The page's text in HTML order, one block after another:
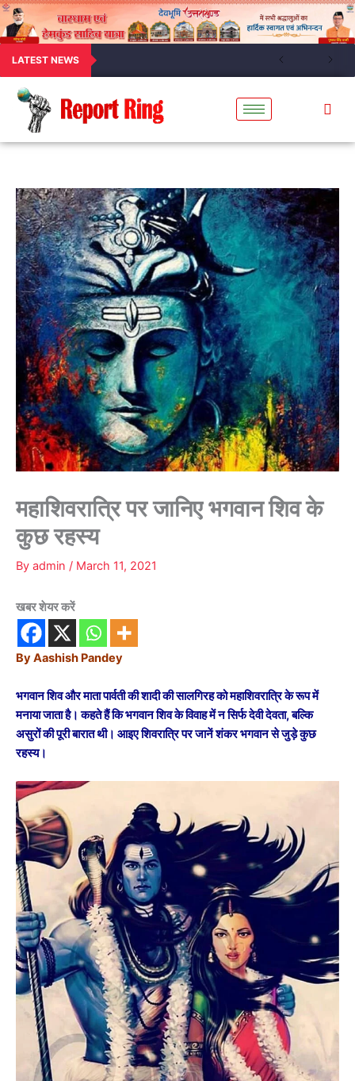
LATEST NEWS
महाशिवरात्रि पर जानिए भगवान शिव के
कुछ रहस्य
By admin / March 11, 2021
खबर शेयर करें
By Aashish Pandey
भगवान शिव और माता पार्वती की शादी की सालगिरह को महाशिवरात्रि के रूप में
मनाया जाता है। कहते हैं कि भगवान शिव के विवाह में न सिर्फ देवी देवता, बल्कि
असुरों की पूरी बारात थी। आइए शिवरात्रि पर जानें शंकर भगवान से जुड़े कुछ
रहस्य।